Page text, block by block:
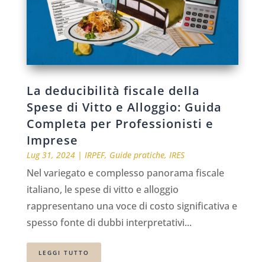
La deducibilità fiscale della
Spese di Vitto e Alloggio: Guida
Completa per Professionisti e
Imprese
Lug 31, 2024| IRPEF, Guide pratiche, IRES
Nel variegato e complesso panorama fiscale
italiano, le spese di vitto e alloggio
rappresentano una voce di costo significativa e
spesso fonte di dubbi interpretativi...
LEGGI TUTTO